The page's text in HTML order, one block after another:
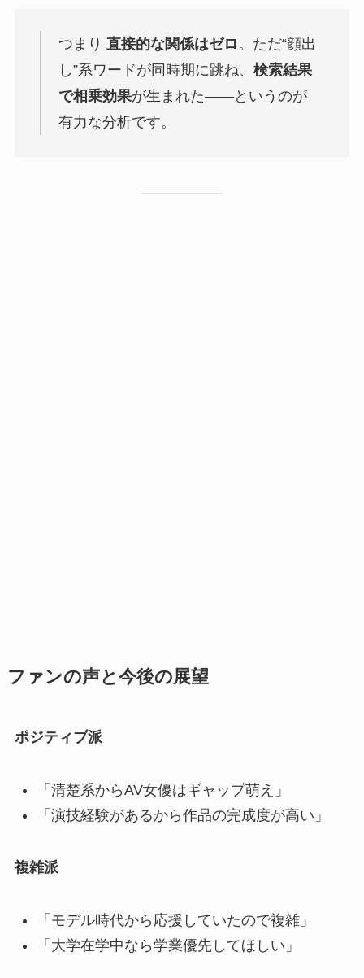
つまり 直接的な関係はゼロ 。ただ“顔出
し”系ワードが同時期に跳ね、 検索結果
で相乗効果が生まれた――というのが
有力な分析です。
ファンの声と今後の展望
ポジティブ派
「清楚系からAV女優はギャップ萌え」
「演技経験があるから作品の完成度が高い」
複雑派
「モデル時代から応援していたので複雑」
「大学在学中なら学業優先してほしい」